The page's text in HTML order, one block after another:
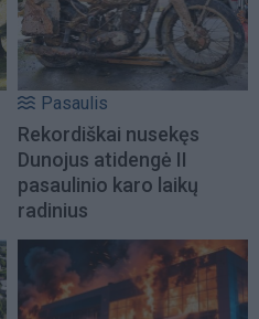
Pasaulis
Rekordiškai nusekęs
Dunojus atidengė II
pasaulinio karo laikų
radinius